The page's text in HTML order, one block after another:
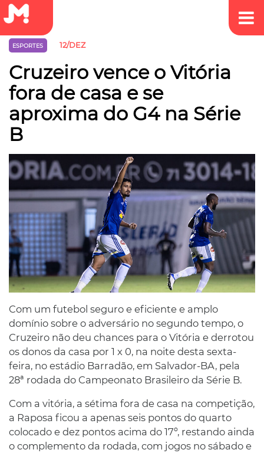
ESPORTES 12/DEZ
Cruzeiro vence o Vitória
fora de casa e se
aproxima do G4 na Série
B
Com um futebol seguro e eficiente e amplo
domínio sobre o adversário no segundo tempo, o
Cruzeiro não deu chances para o Vitória e derrotou
os donos da casa por 1 x 0, na noite desta sexta-
feira, no estádio Barradão, em Salvador-BA, pela
28ª rodada do Campeonato Brasileiro da Série B.
Com a vitória, a sétima fora de casa na competição,
a Raposa ficou a apenas seis pontos do quarto
colocado e dez pontos acima do 17º, restando ainda
o complemento da rodada, com jogos no sábado e